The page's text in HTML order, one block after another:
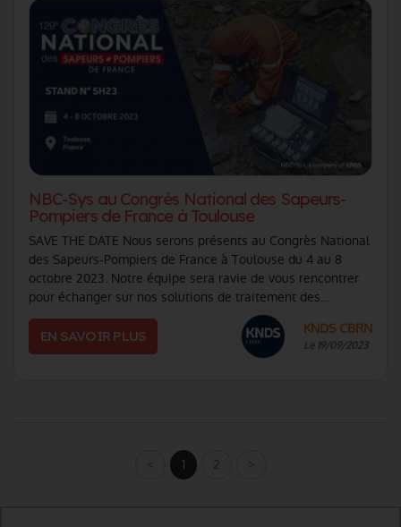
NBC-Sys au Congrès National des Sapeurs-
Pompiers de France à Toulouse
SAVE THE DATE Nous serons présents au Congrès National
des Sapeurs-Pompiers de France à Toulouse du 4 au 8
octobre 2023. Notre équipe sera ravie de vous rencontrer
pour échanger sur nos solutions de traitement des
menaces NRBC destinées aux primo-int (...)
EN SAVOIR PLUS KNDS CBRN
Le 19/09/2023
< 1 2 >